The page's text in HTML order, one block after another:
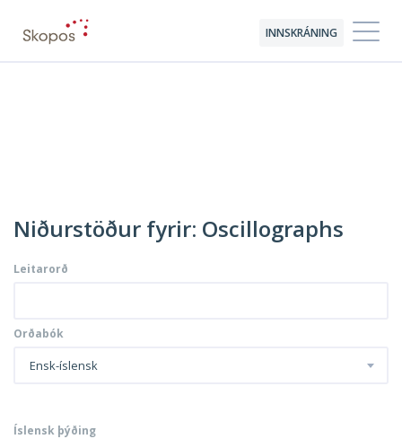
INNSKRÁNING
Niðurstöður fyrir: Oscillographs
Leitarorð
Orðabók
Ensk-íslensk
Íslensk þýðing